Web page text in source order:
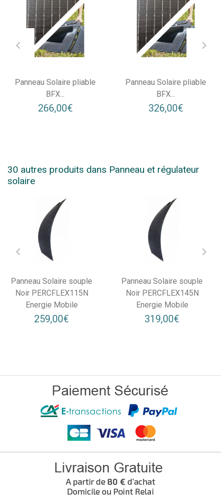
Panneau Solaire pliable
BFX...
266,00€
Panneau Solaire pliable
BFX...
326,00€
30 autres produits dans Panneau et régulateur
solaire
Panneau Solaire souple
Noir PERCFLEX115N
Energie Mobile
259,00€
Panneau Solaire souple
Noir PERCFLEX145N
Energie Mobile
319,00€